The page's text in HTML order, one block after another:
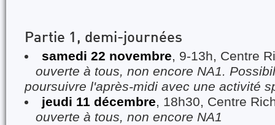
Partie 1, demi-journées
samedi 22 novembre, 9-13h, Centre
ouverte à tous, non encore NA1.
poursuivre l'après-midi avec une activité
jeudi 11 décembre, 18h30, Centre
ouverte à tous, non encore NA1